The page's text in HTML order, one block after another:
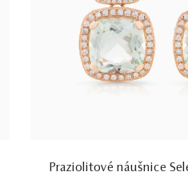
Praziolitové náušnice